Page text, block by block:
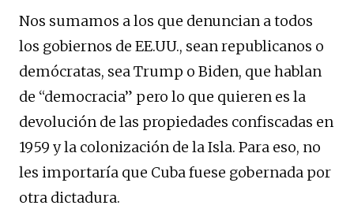
Nos sumamos a los que denuncian a todos
los gobiernos de EE.UU., sean republicanos o
demócratas, sea Trump o Biden, que hablan
de “democracia” pero lo que quieren es la
devolución de las propiedades confiscadas en
1959 y la colonización de la Isla. Para eso, no
les importaría que Cuba fuese gobernada por
otra dictadura.